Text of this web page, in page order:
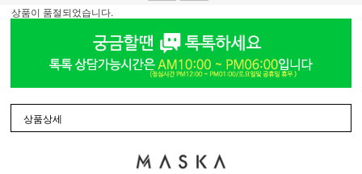
상품이 품절되었습니다.
상품상세